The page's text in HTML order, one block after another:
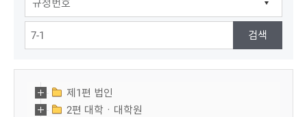
제1편 법인
2편 대학ㆍ대학원